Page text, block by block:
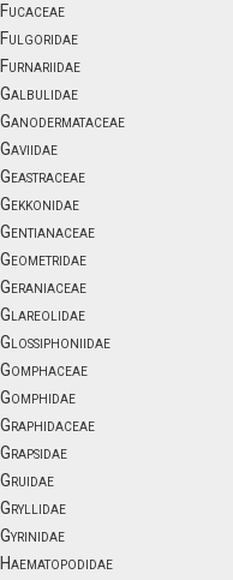
Fucaceae
Fulgoridae
Furnariidae
Galbulidae
Ganodermataceae
Gaviidae
Geastraceae
Gekkonidae
Gentianaceae
Geometridae
Geraniaceae
Glareolidae
Glossiphoniidae
Gomphaceae
Gomphidae
Graphidaceae
Grapsidae
Gruidae
Gryllidae
Gyrinidae
Haematopodidae